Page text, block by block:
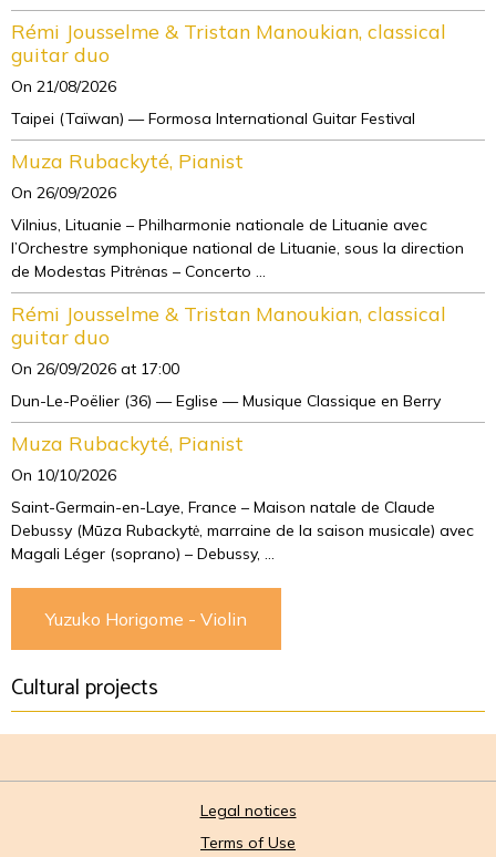
Rémi Jousselme & Tristan Manoukian, classical
guitar duo
On 21/08/2026
Taipei (Taïwan) — Formosa International Guitar Festival
Muza Rubackyté, Pianist
On 26/09/2026
Vilnius, Lituanie – Philharmonie nationale de Lituanie avec
l’Orchestre symphonique national de Lituanie, sous la direction
de Modestas Pitrėnas – Concerto ...
Rémi Jousselme & Tristan Manoukian, classical
guitar duo
On 26/09/2026 at 17:00
Dun-Le-Poëlier (36) — Eglise — Musique Classique en Berry
Muza Rubackyté, Pianist
On 10/10/2026
Saint-Germain-en-Laye, France – Maison natale de Claude
Debussy (Mūza Rubackytė, marraine de la saison musicale) avec
Magali Léger (soprano) – Debussy, ...
Yuzuko Horigome - Violin
Cultural projects
Legal notices
Terms of Use